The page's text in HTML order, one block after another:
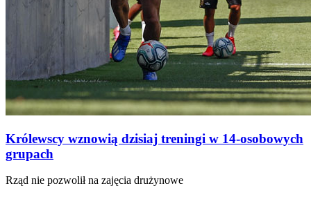
Królewscy wznowią dzisiaj treningi w 14-osobowych
grupach
Rząd nie pozwolił na zajęcia drużynowe